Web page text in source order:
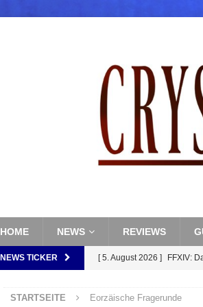
HOME NEWS REVIEWS
NEWS TICKER [ 5. August 2026 ] FFXIV:
[ 5. August 2026 ]
STARTSEITE Eorzäische Fragerunde